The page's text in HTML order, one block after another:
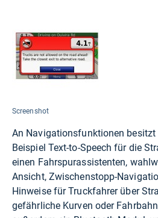
Screenshot
An Navigationsfunktionen
Beispiel Text-to-Speech für die
einen Fahrspurassistenten,
Ansicht, Zwischenstopp-
Hinweise für Truckfahrer über
gefährliche Kurven oder